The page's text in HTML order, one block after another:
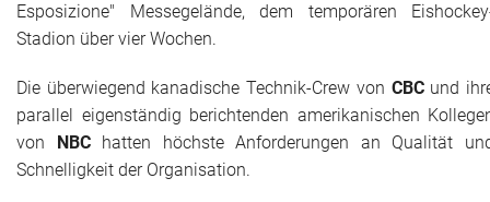
Das war 2015
Das war 2014
Das war 2013
Das war 2012
Esposizione" Messegelände, dem temporären
Stadion über vier Wochen.
Die überwiegend kanadische Technik-Crew von CBCund
parallel eigenständig berichtenden amerikanischen
von NBChatten höchste Anforderungen an Qualität
Schnelligkeit der Organisation.